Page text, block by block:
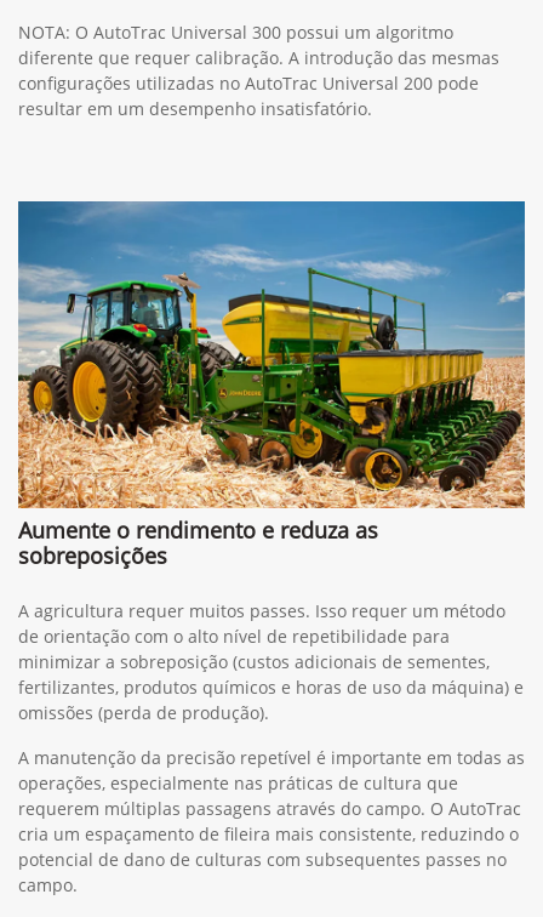
NOTA: O AutoTrac Universal 300 possui um algoritmo
diferente que requer calibração. A introdução das mesmas
configurações utilizadas no AutoTrac Universal 200 pode
resultar em um desempenho insatisfatório.
Aumente o rendimento e reduza as
sobreposições
A agricultura requer muitos passes. Isso requer um método
de orientação com o alto nível de repetibilidade para
minimizar a sobreposição (custos adicionais de sementes,
fertilizantes, produtos químicos e horas de uso da máquina) e
omissões (perda de produção).
A manutenção da precisão repetível é importante em todas as
operações, especialmente nas práticas de cultura que
requerem múltiplas passagens através do campo. O AutoTrac
cria um espaçamento de fileira mais consistente, reduzindo o
potencial de dano de culturas com subsequentes passes no
campo.